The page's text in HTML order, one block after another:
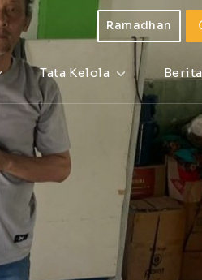
Ramadhan
Tata Kelola Berita